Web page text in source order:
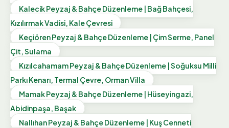
Kalecik Peyzaj & Bahçe Düzenleme | Bağ Bahçesi,
Kızılırmak Vadisi, Kale Çevresi
Keçiören Peyzaj & Bahçe Düzenleme | Çim Serme, Panel
Çit, Sulama
Kızılcahamam Peyzaj & Bahçe Düzenleme | Soğuksu Milli
Parkı Kenarı, Termal Çevre, Orman Villa
Mamak Peyzaj & Bahçe Düzenleme | Hüseyingazi,
Abidinpaşa, Başak
Nallıhan Peyzaj & Bahçe Düzenleme | Kuş Cenneti